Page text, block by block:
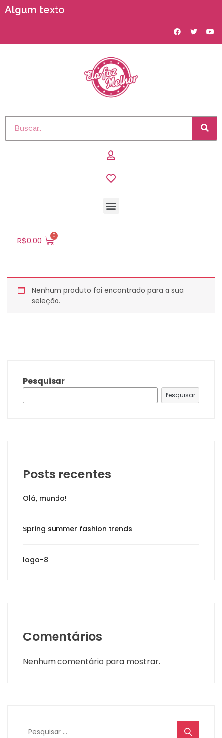
Algum texto
R$0.00
Nenhum produto foi encontrado para a sua
seleção.
Pesquisar
Pesquisar
Posts recentes
Olá, mundo!
Spring summer fashion trends
logo-8
Comentários
Nenhum comentário para mostrar.